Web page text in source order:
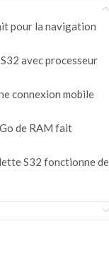
pour la navigation
avec processeur
connexion mobile
Go de RAM fait
S32 fonctionne de